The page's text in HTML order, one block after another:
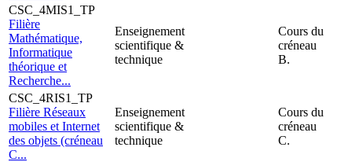
CSC_4MIS1_TP
Filière
Mathématique,
Informatique
théorique et
Recherche...
Enseignement
scientifique &
technique
Cours du
créneau
B.
CSC_4RIS1_TP
Filière Réseaux
mobiles et Internet
des objets (créneau
C...
Enseignement
scientifique &
technique
Cours du
créneau
C.